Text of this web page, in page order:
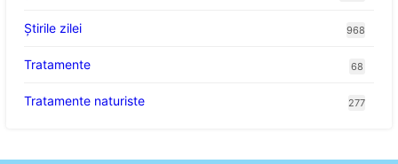
Știrile zilei 968
Tratamente 68
Tratamente naturiste 277